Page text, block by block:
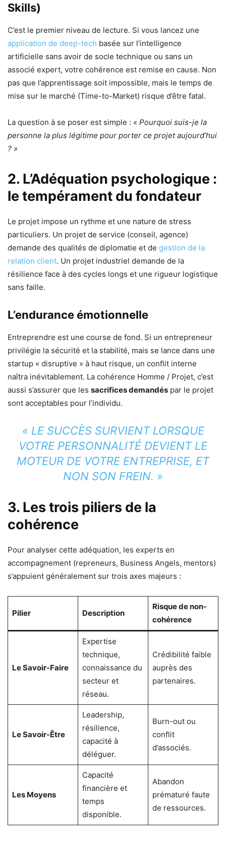
Skills)
C’est le premier niveau de lecture. Si vous lancez une
application de deep-tech basée sur l’intelligence
artificielle sans avoir de socle technique ou sans un
associé expert, votre cohérence est remise en cause. Non
pas que l’apprentissage soit impossible, mais le temps de
mise sur le marché (Time-to-Market) risque d’être fatal.
La question à se poser est simple : « Pourquoi suis-je la
personne la plus légitime pour porter ce projet aujourd’hui
? »
2. L’Adéquation psychologique :
le tempérament du fondateur
Le projet impose un rythme et une nature de stress
particuliers. Un projet de service (conseil, agence)
demande des qualités de diplomatie et de gestion de la
relation client. Un projet industriel demande de la
résilience face à des cycles longs et une rigueur logistique
sans faille.
L’endurance émotionnelle
Entreprendre est une course de fond. Si un entrepreneur
privilégie la sécurité et la stabilité, mais se lance dans une
startup « disruptive » à haut risque, un conflit interne
naîtra inévitablement. La cohérence Homme / Projet, c’est
aussi s’assurer que les sacrifices demandés par le projet
sont acceptables pour l’individu.
« LE SUCCÈS SURVIENT LORSQUE
VOTRE PERSONNALITÉ DEVIENT LE
MOTEUR DE VOTRE ENTREPRISE, ET
NON SON FREIN. »
3. Les trois piliers de la
cohérence
Pour analyser cette adéquation, les experts en
accompagnement (repreneurs, Business Angels, mentors)
s’appuient généralement sur trois axes majeurs :
Pilier Description
Risque de non-
cohérence
Le Savoir-Faire
Expertise
technique,
connaissance du
secteur et
réseau.
Crédibilité faible
auprès des
partenaires.
Le Savoir-Être
Leadership,
résilience,
capacité à
déléguer.
Burn-out ou
conflit
d’associés.
Les Moyens
Capacité
financière et
temps
disponible.
Abandon
prématuré faute
de ressources.